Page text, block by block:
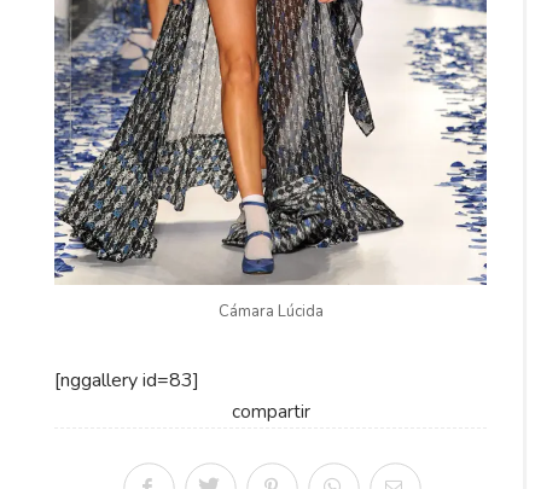
Cámara Lúcida
[nggallery id=83]
compartir